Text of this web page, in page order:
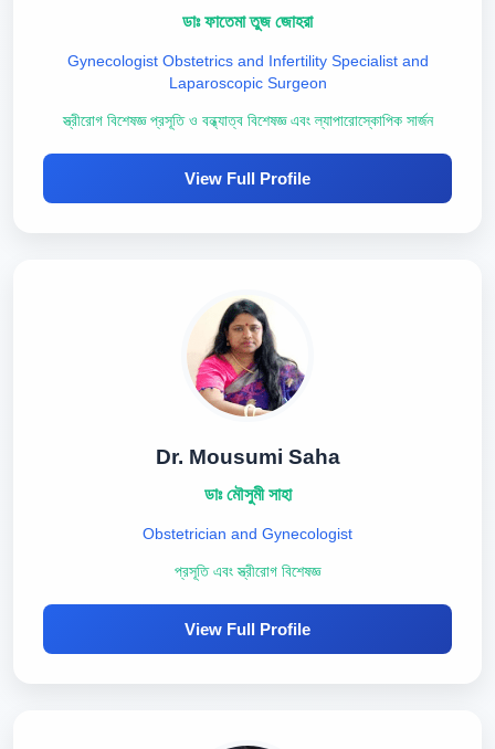
ডাঃ ফাতেমা তুজ জোহরা
Gynecologist Obstetrics and Infertility Specialist and
Laparoscopic Surgeon
স্ত্রীরোগ বিশেষজ্ঞ প্রসূতি ও বন্ধ্যাত্ব বিশেষজ্ঞ এবং ল্যাপারোস্কোপিক সার্জন
View Full Profile
Dr. Mousumi Saha
ডাঃ মৌসুমী সাহা
Obstetrician and Gynecologist
প্রসূতি এবং স্ত্রীরোগ বিশেষজ্ঞ
View Full Profile